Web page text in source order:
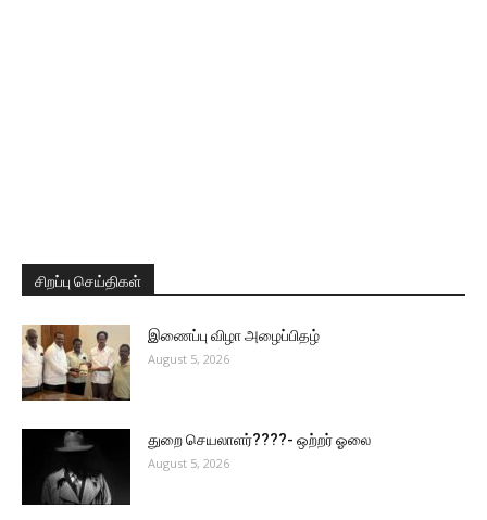
சிறப்பு செய்திகள்
இணைப்பு விழா அழைப்பிதழ்
August 5, 2026
துறை செயலாளர்????- ஒற்றர் ஓலை
August 5, 2026